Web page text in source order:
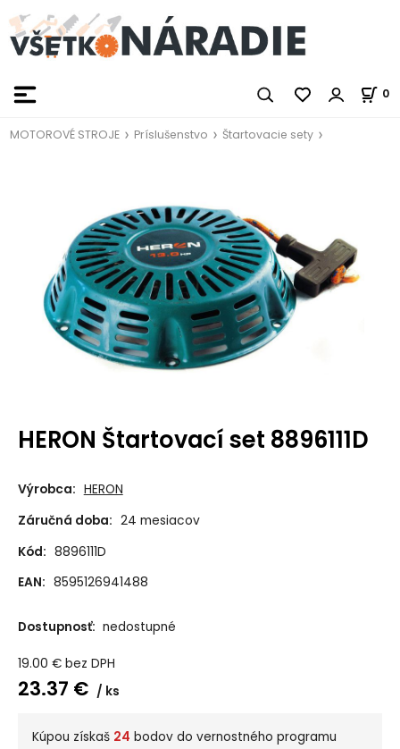
0
MOTOROVÉ STROJE Príslušenstvo Štartovacie sety
HERON Štartovací set 8896111D
Výrobca: HERON
Záručná doba: 24 mesiacov
Kód: 8896111D
EAN: 8595126941488
Dostupnosť: nedostupné
19.00 € bez DPH
23.37 € ks
Kúpou získaš 24 bodov do vernostného programu